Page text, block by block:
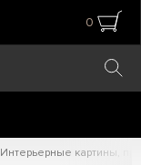
0
Интерьерные картины,